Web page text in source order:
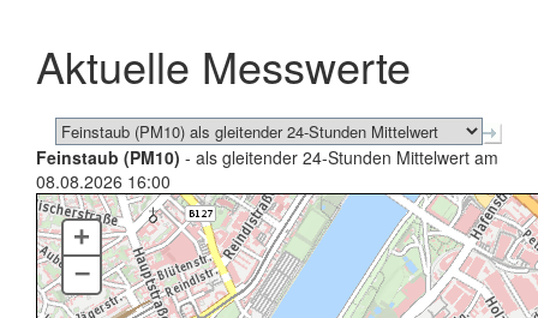
schließen
Aktuelle Messwerte
Feinstaub (PM10) - als gleitender 24-Stunden Mittelwert am
08.08.2026 16:00
+
–